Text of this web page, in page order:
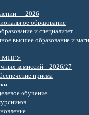
— 2026
образование
и специалитет
высшее образование и
МПГУ
комиссий – 2026/27
приема
обучение